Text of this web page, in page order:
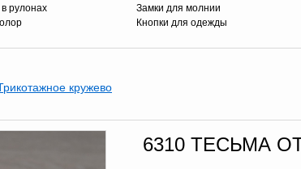
в рулонах
Замки для молнии
Кнопки для одежды
кружево
6310 ТЕСЬМА